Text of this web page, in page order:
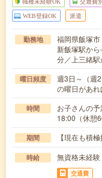
職種未経験OK 交通費
WEB登録OK 派遣
勤務地
福岡県飯塚市
新飯塚駅か
分／上三緒
曜日頻度
週3日～（週
の曜日があれ
時間
お子さんの
18:00（休憩
期間 【現在も積
時給 無資格未経
交通費